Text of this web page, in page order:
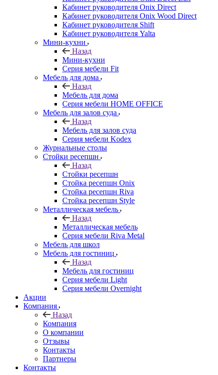
Кабинет руководителя Onix Direct
Кабинет руководителя Onix Wood Direct
Кабинет руководителя Shift
Кабинет руководителя Yalta
Мини-кухни
Назад
Мини-кухни
Серия мебели Fit
Мебель для дома
Назад
Мебель для дома
Серия мебели HOME OFFICE
Мебель для залов суда
Назад
Мебель для залов суда
Серия мебели Kodex
Журнальные столы
Стойки ресепшн
Назад
Стойки ресепшн
Стойка ресепшн Onix
Стойка ресепшн Riva
Стойка ресепшн Style
Металлическая мебель
Назад
Металлическая мебель
Серия мебели Riva Metal
Мебель для школ
Мебель для гостиниц
Назад
Мебель для гостиниц
Серия мебели Light
Серия мебели Overnight
Акции
Компания
Назад
Компания
О компании
Отзывы
Контакты
Партнеры
Контакты